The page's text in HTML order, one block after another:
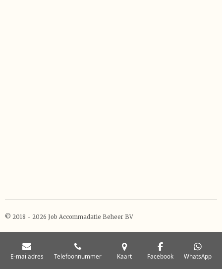
© 2018 - 2026 Job Accommadatie Beheer BV
E-mailadres Telefoonnummer Kaart Facebook WhatsApp